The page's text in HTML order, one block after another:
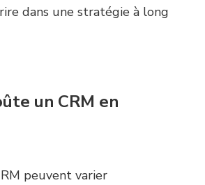
dans une stratégie à long
un CRM en
peuvent varier